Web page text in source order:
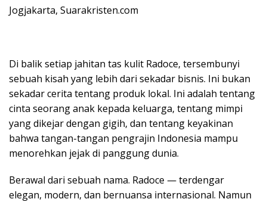
Jogjakarta, Suarakristen.com
Di balik setiap jahitan tas kulit Radoce, tersembunyi
sebuah kisah yang lebih dari sekadar bisnis. Ini bukan
sekadar cerita tentang produk lokal. Ini adalah tentang
cinta seorang anak kepada keluarga, tentang mimpi
yang dikejar dengan gigih, dan tentang keyakinan
bahwa tangan-tangan pengrajin Indonesia mampu
menorehkan jejak di panggung dunia.
Berawal dari sebuah nama. Radoce — terdengar
elegan, modern, dan bernuansa internasional. Namun